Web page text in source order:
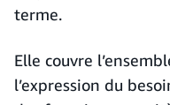
terme.
Elle couvre
l’expression du